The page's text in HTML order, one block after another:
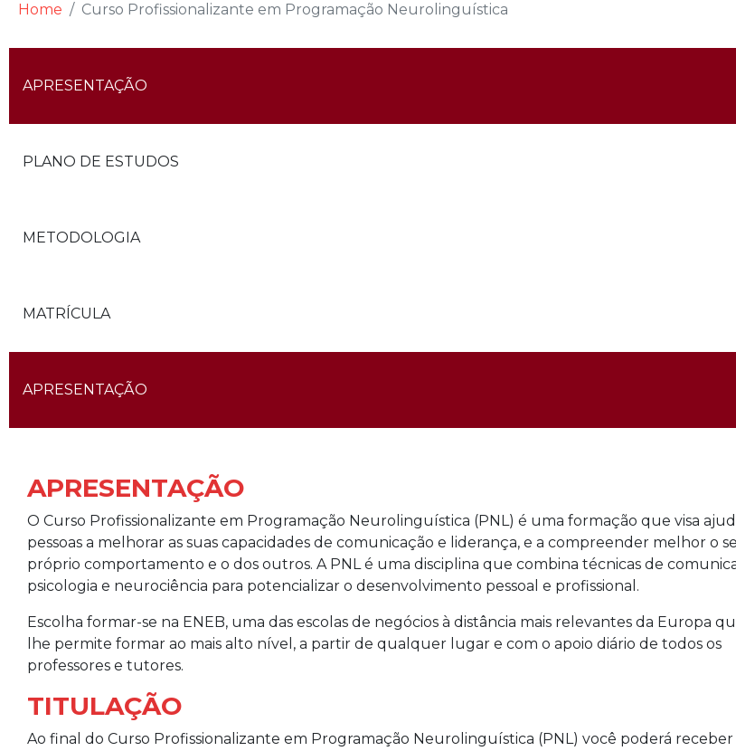
Home Curso Profissionalizante em Programação Neurolinguística
APRESENTAÇÃO
PLANO DE ESTUDOS
METODOLOGIA
MATRÍCULA
APRESENTAÇÃO
APRESENTAÇÃO
O Curso Profissionalizante em Programação Neurolinguística (PNL) é uma formação que visa
pessoas a melhorar as suas capacidades de comunicação e liderança, e a compreender melhor o
próprio comportamento e o dos outros. A PNL é uma disciplina que combina técnicas de
psicologia e neurociência para potencializar o desenvolvimento pessoal e profissional.
Escolha formar-se na ENEB, uma das escolas de negócios à distância mais relevantes da Europa
lhe permite formar ao mais alto nível, a partir de qualquer lugar e com o apoio diário de todos os
professores e tutores.
TITULAÇÃO
Ao final do Curso Profissionalizante em Programação Neurolinguística (PNL) você poderá receber